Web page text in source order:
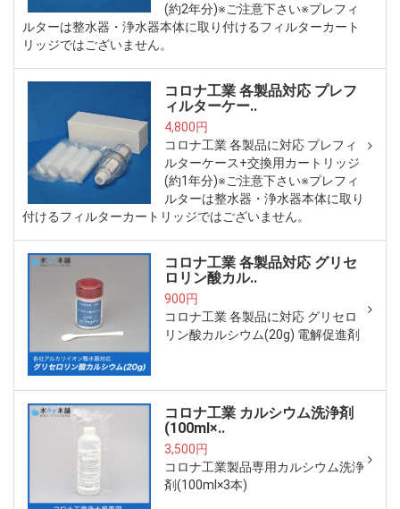
(約2年分)※ご注意下さい※プレフィ
ルターは整水器・浄水器本体に取り付けるフィルターカート
リッジではございません。
コロナ工業 各製品対応 プレフ
ィルターケー..
4,800円
コロナ工業 各製品に対応 プレフィ
ルターケース+交換用カートリッジ
(約1年分)※ご注意下さい※プレフィ
ルターは整水器・浄水器本体に取り
付けるフィルターカートリッジではございません。
コロナ工業 各製品対応 グリセ
ロリン酸カル..
900円
コロナ工業 各製品に対応 グリセロ
リン酸カルシウム(20g) 電解促進剤
コロナ工業 カルシウム洗浄剤
(100ml×..
3,500円
コロナ工業製品専用カルシウム洗浄
剤(100ml×3本)